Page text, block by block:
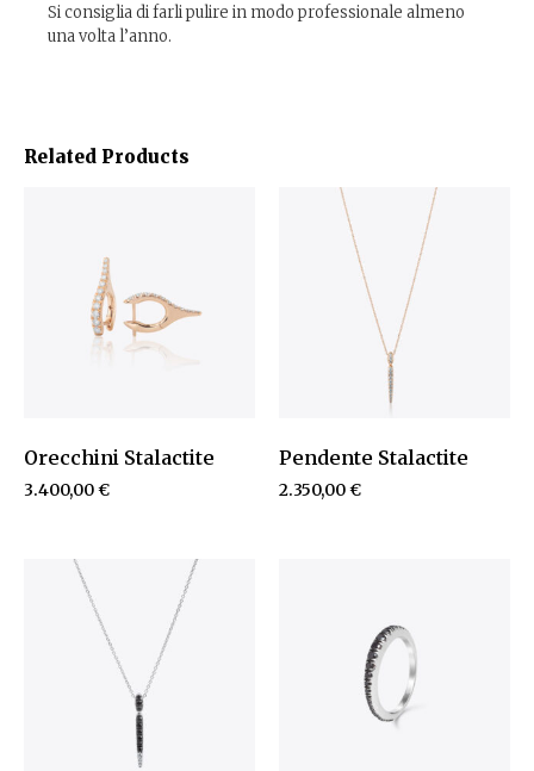
Si consiglia di farli pulire in modo professionale almeno
una volta l’anno.
Related Products
Orecchini Stalactite
3.400,00€
Pendente Stalactite
2.350,00€